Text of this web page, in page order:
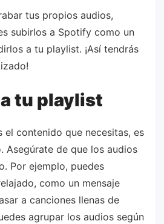
tus propios audios,
subirlos a Spotify como un
a tu playlist. ¡Así tendrás
tu playlist
el contenido que necesitas, es
Asegúrate de que los audios
Por ejemplo, puedes
como un mensaje
a canciones llenas de
agrupar los audios según